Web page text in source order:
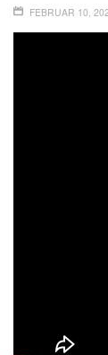
FEBRUAR 10,